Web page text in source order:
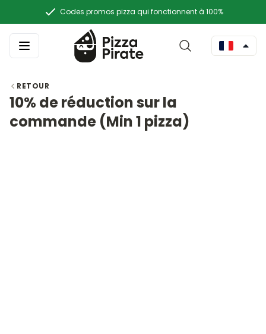
Codes promos pizza qui fonctionnent à 100%
RETOUR
10% de réduction sur la
commande (Min 1 pizza)